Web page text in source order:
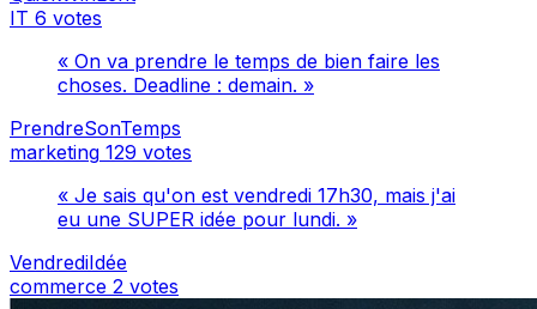
IT 6 votes
« On va prendre le temps de bien faire les
choses. Deadline : demain. »
PrendreSonTemps
marketing 129 votes
« Je sais qu'on est vendredi 17h30, mais j'ai
eu une SUPER idée pour lundi. »
VendrediIdée
commerce 2 votes